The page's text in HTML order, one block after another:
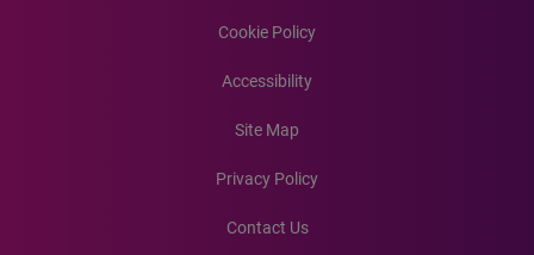
Cookie Policy
Accessibility
Site Map
Privacy Policy
Contact Us